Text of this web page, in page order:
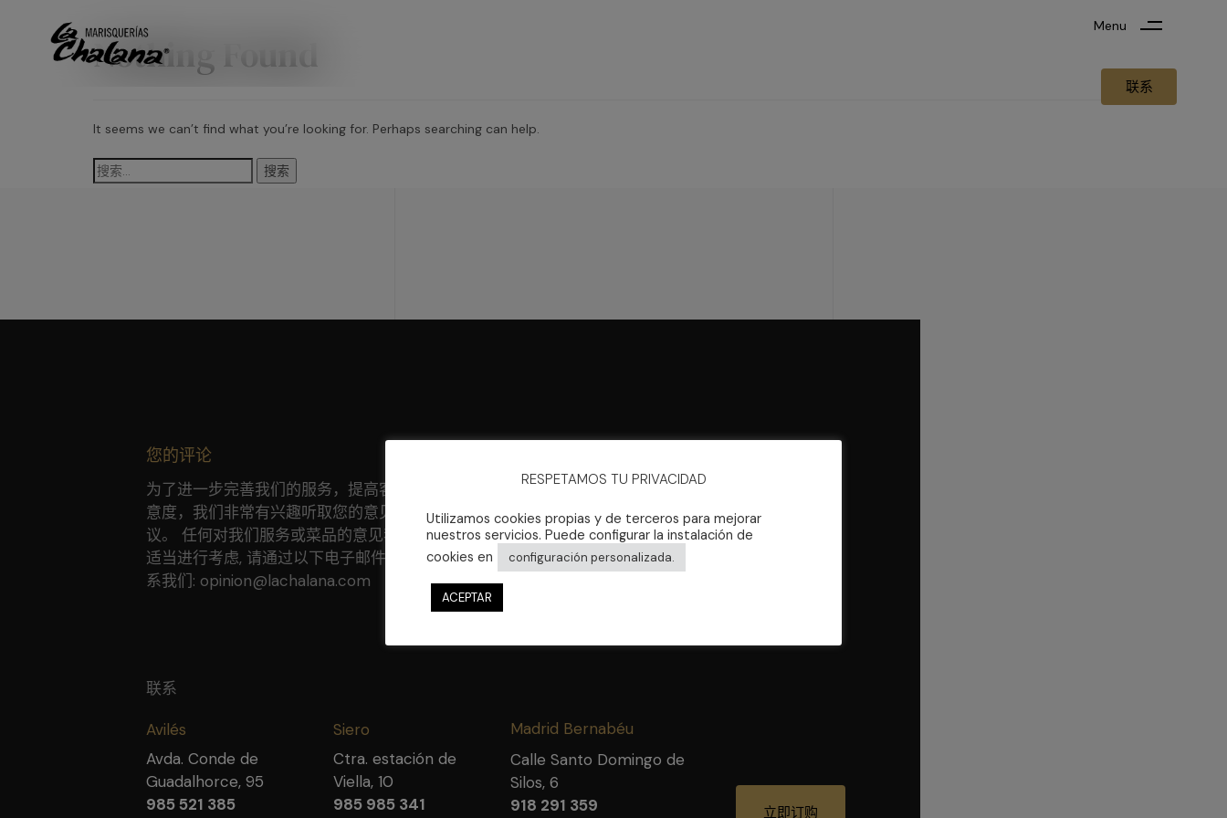
Menu
联系
Nothing Found
It seems we can’t find what you’re looking for. Perhaps searching can help.
您的评论
为了进一步完善我们的服务，提高客户的满
意度，我们非常有兴趣听取您的意见和建
议。 任何对我们服务或菜品的意见我们都会
适当进行考虑, 请通过以下电子邮件地址联
系我们: opinion@lachalana.com
联系
Avilés
Avda. Conde de
Guadalhorce, 95
985 521 385
Siero
Ctra. estación de
Viella, 10
985 985 341
Madrid Bernabéu
Calle Santo Domingo de
Silos, 6
918 291 359
立即订购
RESPETAMOS TU PRIVACIDAD
Utilizamos cookies propias y de terceros para mejorar
nuestros servicios. Puede configurar la instalación de
cookies en
configuración personalizada.
ACEPTAR